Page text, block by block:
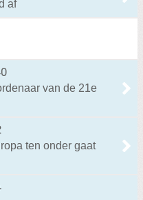
af
van de 21e
ten onder gaat